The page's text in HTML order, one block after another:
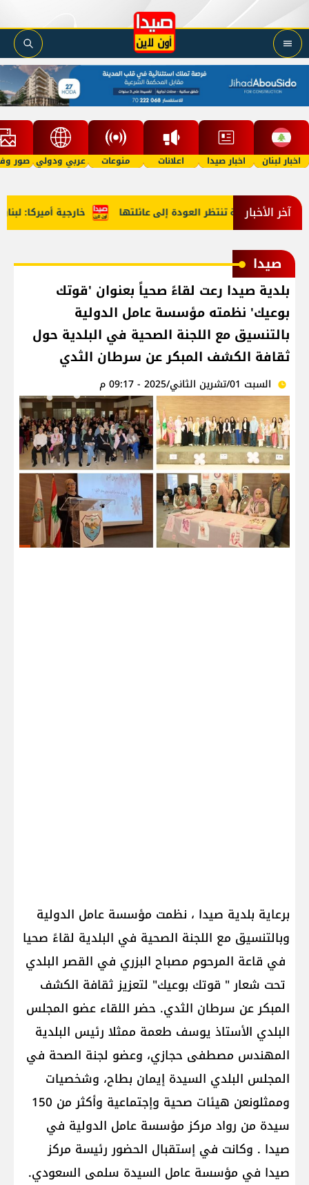
اخبار لبنان اخبار صيدا اعلانات منوعات عربي ودولي صور
آخر الأخبار خارجية أميركا: لبنان تنتظر العودة إلى عائلتها
صيدا
بلدية صيدا رعت لقاءً صحياً بعنوان 'قوتك
بوعيك' نظمته مؤسسة عامل الدولية
بالتنسيق مع اللجنة الصحية في البلدية حول
ثقافة الكشف المبكر عن سرطان الثدي
السبت 01/تشرين الثاني/2025 - 09:17 م
برعاية بلدية صيدا ، نظمت مؤسسة عامل الدولية
وبالتنسيق مع اللجنة الصحية في البلدية لقاءً صحيا
في قاعة المرحوم مصباح البزري في القصر البلدي
تحت شعار " قوتك بوعيك" لتعزيز ثقافة الكشف
المبكر عن سرطان الثدي. حضر اللقاء عضو المجلس
البلدي الأستاذ يوسف طعمة ممثلا رئيس البلدية
المهندس مصطفى حجازي، وعضو لجنة الصحة في
المجلس البلدي السيدة إيمان بطاح، وشخصيات
وممثلونعن هيئات صحية وإجتماعية وأكثر من 150
سيدة من رواد مركز مؤسسة عامل الدولية في
صيدا . وكانت في إستقبال الحضور رئيسة مركز
صيدا في مؤسسة عامل السيدة سلمى السعودي.